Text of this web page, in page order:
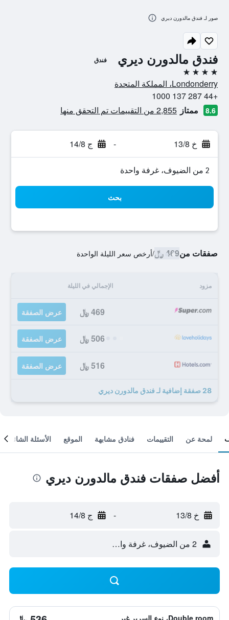
فندق مالدورن ديري فندق
4 نجوم
Londonderry، المملكة المتحدة
+44 287 137 1000
8.6 ممتاز 2,855 من التقييمات تم التحقق منها
خ 13/8 - ج 14/8
2 من الضيوف، غرفة واحدة
بحث
صفقات من469 ﷼ /أرخص سعر الليلة الواحدة
مزود الإجمالي في الليلة
469 ﷼ عرض الصفقة
506 ﷼ عرض الصفقة
516 ﷼ عرض الصفقة
28 صفقة إضافية لـ فندق مالدورن ديري
صور لـ فندق مالدورن ديري
لمحة عن التقييمات فنادق مشابهة الموقع الأسئلة الشائعة
أفضل صفقات فندق مالدورن ديري
خ 13/8 - ج 14/8
2 من الضيوف، غرفة واحدة
Double room، نوع السرير غير